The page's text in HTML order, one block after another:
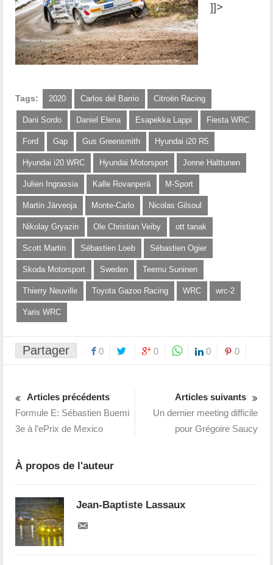
]]>
Tags: 2020 Carlos del Barrio Citroën Racing
Dani Sordo Daniel Elena Esapekka Lappi Fiesta WRC
Ford Gap Gus Greensmith Hyundai i20 R5
Hyundai i20 WRC Hyundai Motorsport Jonne Halttunen
Julien Ingrassia Kalle Rovanperä M-Sport
Martin Järveoja Monte-Carlo Nicolas Gilsoul
Nikolay Gryazin Ole Christian Veiby ott tanak
Scott Martin Sébastien Loeb Sébastien Ogier
Skoda Motorsport Sweden Teemu Suninen
Thierry Neuville Toyota Gazoo Racing WRC wrc-2
Yaris WRC
Partager 0 0 0 0
Articles précédents
Formule E: Sébastien Buemi
3e à l’ePrix de Mexico
Articles suivants
Un dernier meeting difficile
pour Grégoire Saucy
À propos de l'auteur
Jean-Baptiste Lassaux